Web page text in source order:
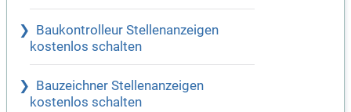
Baukontrolleur Stellenanzeigen
kostenlos schalten
Bauzeichner Stellenanzeigen
kostenlos schalten